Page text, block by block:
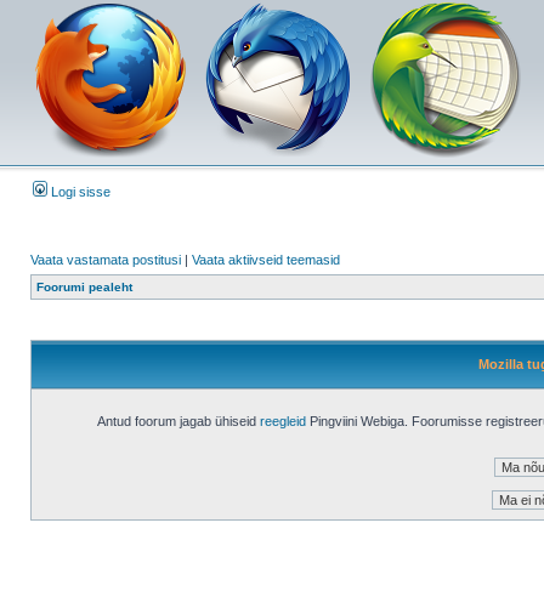
Logi sisse
Vaata vastamata postitusi | Vaata aktiivseid teemasid
Foorumi pealeht
Mozilla
Antud foorum jagab ühiseid reegleid Pingviini Webiga. Foorumisse